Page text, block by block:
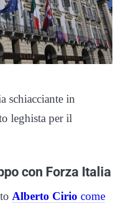
schiacciante in
leghista per il
con Forza Italia
Alberto Cirio come